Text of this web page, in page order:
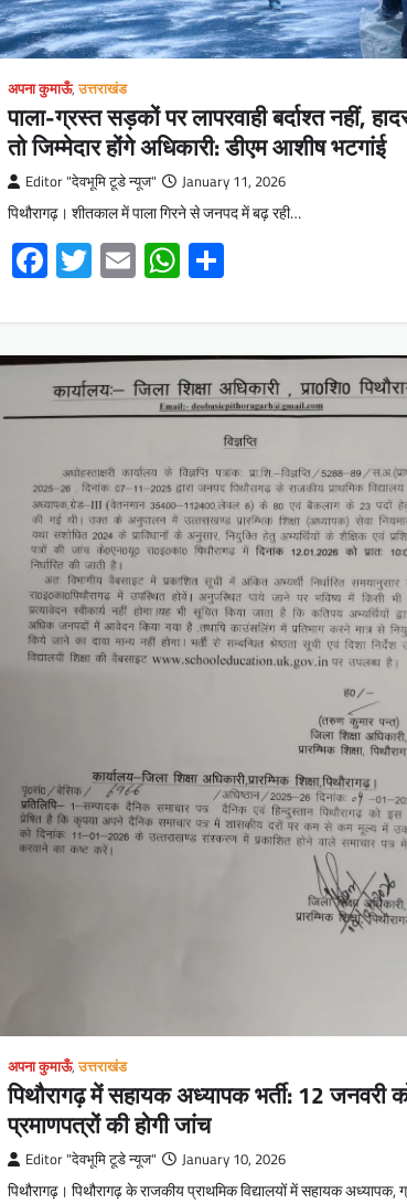
अपना कुमाऊँ,उत्तराखंड
पाला-ग्रस्त सड़कों पर लापरवाही बर्दाश्त नहीं,
तो जिम्मेदार होंगे अधिकारी: डीएम आशीष भटगांई
Editor "देवभूमि टूडे न्यूज" January 11, 2026
पिथौरागढ़। शीतकाल में पाला गिरने से जनपद में बढ़ रही…
Facebook
Twitter
EmailWhatsApp
अपना कुमाऊँ,उत्तराखंड
पिथौरागढ़ में सहायक अध्यापक भर्ती: 12 जनवरी
प्रमाणपत्रों की होगी जांच
Editor "देवभूमि टूडे न्यूज" January 10, 2026
पिथौरागढ़। पिथौरागढ़ के राजकीय प्राथमिक विद्यालयों में सहायक